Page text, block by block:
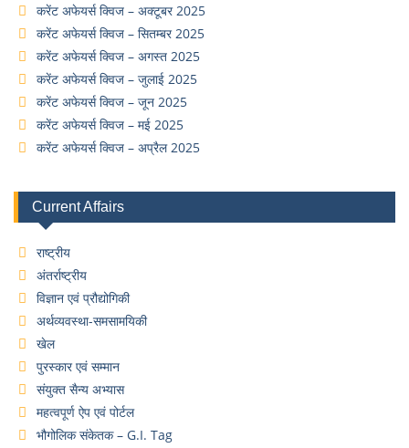
करेंट अफेयर्स क्विज – अक्टूबर 2025
करेंट अफेयर्स क्विज – सितम्बर 2025
करेंट अफेयर्स क्विज – अगस्त 2025
करेंट अफेयर्स क्विज – जुलाई 2025
करेंट अफेयर्स क्विज – जून 2025
करेंट अफेयर्स क्विज – मई 2025
करेंट अफेयर्स क्विज – अप्रैल 2025
Current Affairs
राष्ट्रीय
अंतर्राष्ट्रीय
विज्ञान एवं प्रौद्योगिकी
अर्थव्यवस्था-समसामयिकी
खेल
पुरस्कार एवं सम्मान
संयुक्त सैन्य अभ्यास
महत्वपूर्ण ऐप एवं पोर्टल
भौगोलिक संकेतक – G.I. Tag